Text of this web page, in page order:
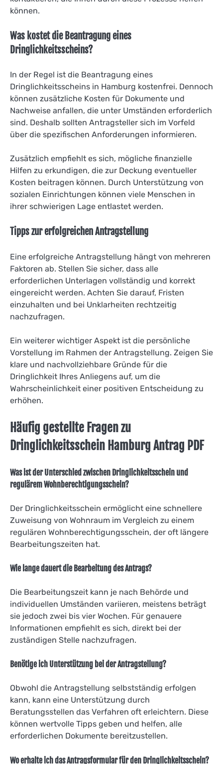
können.
Was kostet die Beantragung eines
Dringlichkeitsscheins?
In der Regel ist die Beantragung eines
Dringlichkeitsscheins in Hamburg kostenfrei. Dennoch
können zusätzliche Kosten für Dokumente und
Nachweise anfallen, die unter Umständen erforderlich
sind. Deshalb sollten Antragsteller sich im Vorfeld
über die spezifischen Anforderungen informieren.
Zusätzlich empfiehlt es sich, mögliche finanzielle
Hilfen zu erkundigen, die zur Deckung eventueller
Kosten beitragen können. Durch Unterstützung von
sozialen Einrichtungen können viele Menschen in
ihrer schwierigen Lage entlastet werden.
Tipps zur erfolgreichen Antragstellung
Eine erfolgreiche Antragstellung hängt von mehreren
Faktoren ab. Stellen Sie sicher, dass alle
erforderlichen Unterlagen vollständig und korrekt
eingereicht werden. Achten Sie darauf, Fristen
einzuhalten und bei Unklarheiten rechtzeitig
nachzufragen.
Ein weiterer wichtiger Aspekt ist die persönliche
Vorstellung im Rahmen der Antragstellung. Zeigen Sie
klare und nachvollziehbare Gründe für die
Dringlichkeit Ihres Anliegens auf, um die
Wahrscheinlichkeit einer positiven Entscheidung zu
erhöhen.
Häufig gestellte Fragen zu
Dringlichkeitsschein Hamburg Antrag PDF
Was ist der Unterschied zwischen Dringlichkeitsschein und
regulärem Wohnberechtigungsschein?
Der Dringlichkeitsschein ermöglicht eine schnellere
Zuweisung von Wohnraum im Vergleich zu einem
regulären Wohnberechtigungsschein, der oft längere
Bearbeitungszeiten hat.
Wie lange dauert die Bearbeitung des Antrags?
Die Bearbeitungszeit kann je nach Behörde und
individuellen Umständen variieren, meistens beträgt
sie jedoch zwei bis vier Wochen. Für genauere
Informationen empfiehlt es sich, direkt bei der
zuständigen Stelle nachzufragen.
Benötige ich Unterstützung bei der Antragstellung?
Obwohl die Antragstellung selbstständig erfolgen
kann, kann eine Unterstützung durch
Beratungsstellen das Verfahren oft erleichtern. Diese
können wertvolle Tipps geben und helfen, alle
erforderlichen Dokumente bereitzustellen.
Wo erhalte ich das Antragsformular für den Dringlichkeitsschein?